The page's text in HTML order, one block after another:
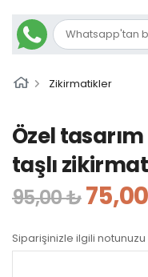
Zikirmatikler
Özel
taşlı
95,00 ₺
Siparişinizle ilgili